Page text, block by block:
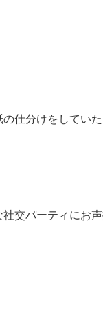
仕分けをしてい
交パーティにお